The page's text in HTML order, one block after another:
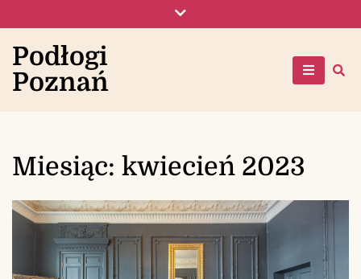
to
content
Podłogi
Poznań
Miesiąc: kwiecień 2023